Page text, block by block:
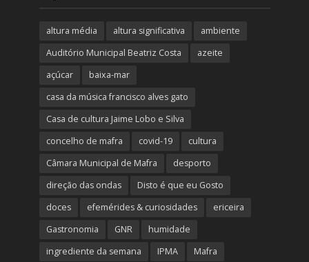
altura média altura significativa
ambiente
Auditório Municipal Beatriz Costa
azeite
açúcar
baixa-mar
casa da música francisco alves gato
Casa de cultura Jaime Lobo e Silva
concelho de mafra
covid-19
cultura
Câmara Municipal de Mafra
desporto
direção das ondas
Disto é que eu Gosto
doces
efemérides & curiosidades
ericeira
Gastronomia
GNR
humidade
ingrediente da semana
IPMA Mafra